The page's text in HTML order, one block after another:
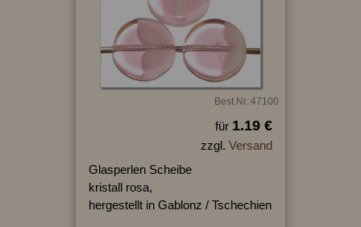
Best.Nr.:47100
für 1.19 €
zzgl. Versand
Glasperlen Scheibe
kristall rosa,
hergestellt in Gablonz / Tschechien